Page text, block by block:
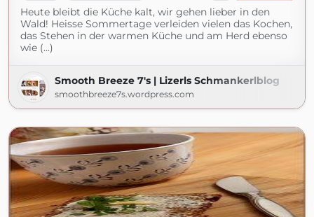
Heute bleibt die Küche kalt, wir gehen lieber in den
Wald! Heisse Sommertage verleiden vielen das Kochen,
das Stehen in der warmen Küche und am Herd ebenso
wie (...)
Smooth Breeze 7's | Lizerls Schmankerlblog
smoothbreeze7s.wordpress.com